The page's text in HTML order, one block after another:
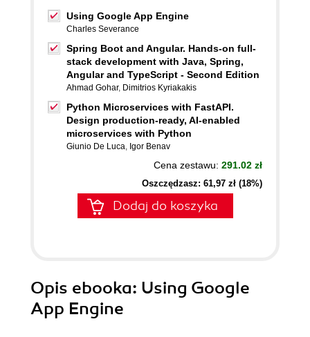
Using Google App Engine
Charles Severance
Spring Boot and Angular. Hands-on full-
stack development with Java, Spring,
Angular and TypeScript - Second Edition
Ahmad Gohar, Dimitrios Kyriakakis
Python Microservices with FastAPI.
Design production-ready, AI-enabled
microservices with Python
Giunio De Luca, Igor Benav
Cena zestawu: 291.02 zł
Oszczędzasz: 61,97 zł (18%)
Dodaj do koszyka
Opis ebooka: Using Google
App Engine